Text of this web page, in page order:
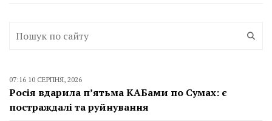
07:16 10 СЕРПНЯ, 2026
Росія вдарила п’ятьма КАБами по Сумах: є
постраждалі та руйнування